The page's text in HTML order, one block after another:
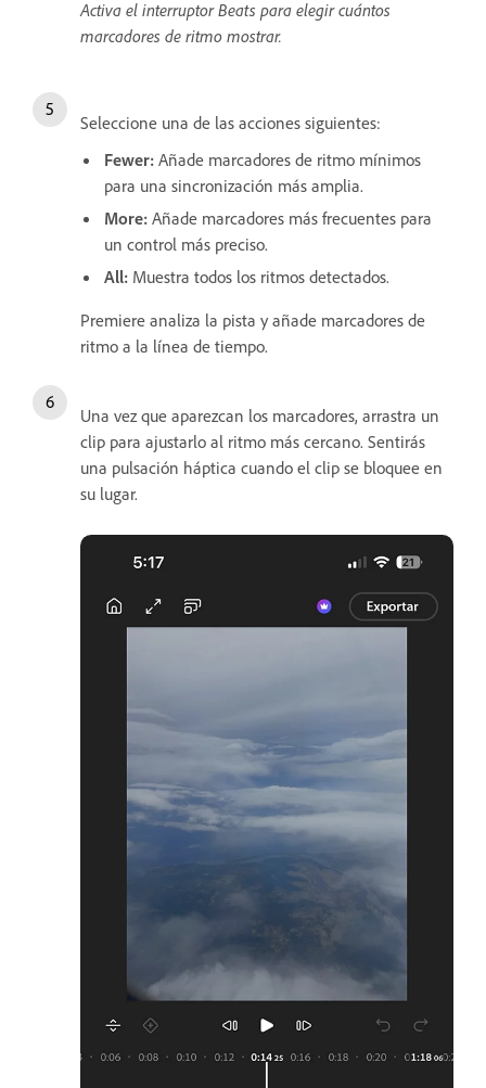
Activa el interruptor Beats para elegir cuántos
marcadores de ritmo mostrar.
Seleccione una de las acciones siguientes:
Fewer: Añade marcadores de ritmo mínimos
para una sincronización más amplia.
More: Añade marcadores más frecuentes para
un control más preciso.
All: Muestra todos los ritmos detectados.
Premiere analiza la pista y añade marcadores de
ritmo a la línea de tiempo.
Una vez que aparezcan los marcadores, arrastra un
clip para ajustarlo al ritmo más cercano. Sentirás
una pulsación háptica cuando el clip se bloquee en
su lugar.